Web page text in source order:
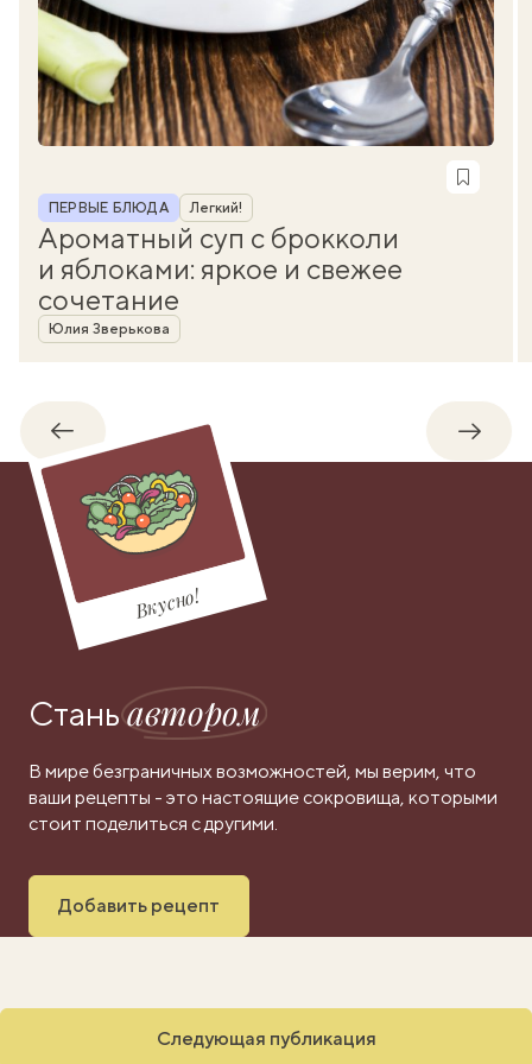
Рубрика
ПЕРВЫЕ БЛЮДА Легкий!
Ароматный суп с брокколи
и яблоками: яркое и свежее
сочетание
Автор
Юлия Зверькова
Обратно
Вкусно!
Станьавтором
В мире безграничных возможностей, мы верим, что
ваши рецепты - это настоящие сокровища, которыми
стоит поделиться с другими.
Добавить рецепт
Следующая публикация